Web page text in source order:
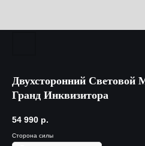
Двухсторонний Световой
Гранд Инквизитора
54 990 р.
Сторона силы